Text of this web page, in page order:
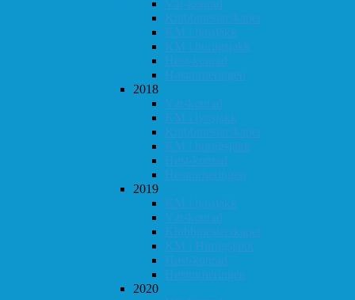
Vår-konrad
Klubbmesterskapet
KM i lynsjakk
KM i hurtigsjakk
Høst-konrad
Høstturneringen
2018
Vår-konrad
KM i lynsjakk
Klubbmesterskapet
KM i hurtigsjakk
Høst-konrad
Høstturneringen
2019
KM i lynsjakk
Vår-konrad
Klubbmesterskapet
KM i Hurtigsjakk
Høst-konrad
Høstturneringen
2020